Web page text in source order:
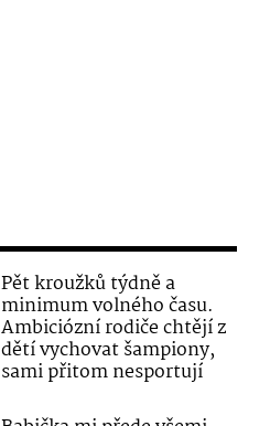
Pět kroužků týdně a
minimum volného času.
Ambiciózní rodiče chtějí z
dětí vychovat šampiony,
sami přitom nesportují